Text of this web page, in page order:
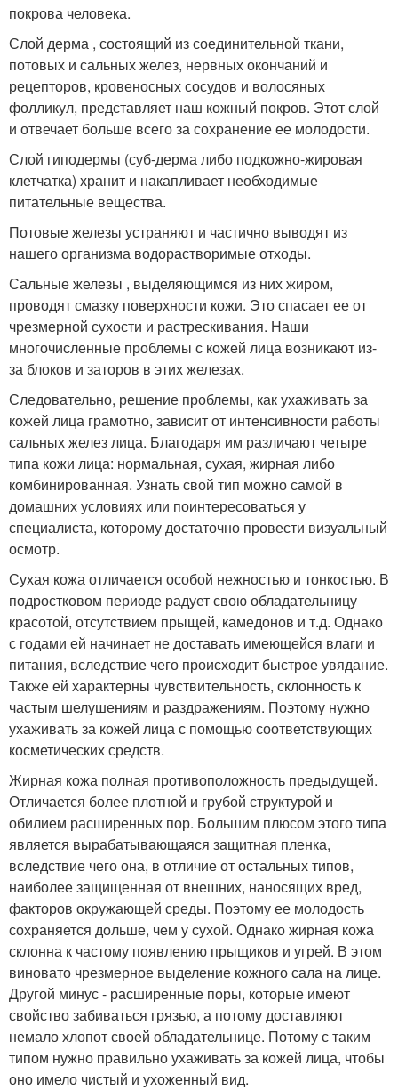
покрова человека.
Слой дерма , состоящий из соединительной ткани,
потовых и сальных желез, нервных окончаний и
рецепторов, кровеносных сосудов и волосяных
фолликул, представляет наш кожный покров. Этот слой
и отвечает больше всего за сохранение ее молодости.
Слой гиподермы (суб-дерма либо подкожно-жировая
клетчатка) хранит и накапливает необходимые
питательные вещества.
Потовые железы устраняют и частично выводят из
нашего организма водорастворимые отходы.
Сальные железы , выделяющимся из них жиром,
проводят смазку поверхности кожи. Это спасает ее от
чрезмерной сухости и растрескивания. Наши
многочисленные проблемы с кожей лица возникают из-
за блоков и заторов в этих железах.
Следовательно, решение проблемы, как ухаживать за
кожей лица грамотно, зависит от интенсивности работы
сальных желез лица. Благодаря им различают четыре
типа кожи лица: нормальная, сухая, жирная либо
комбинированная. Узнать свой тип можно самой в
домашних условиях или поинтересоваться у
специалиста, которому достаточно провести визуальный
осмотр.
Сухая кожа отличается особой нежностью и тонкостью. В
подростковом периоде радует свою обладательницу
красотой, отсутствием прыщей, камедонов и т.д. Однако
с годами ей начинает не доставать имеющейся влаги и
питания, вследствие чего происходит быстрое увядание.
Также ей характерны чувствительность, склонность к
частым шелушениям и раздражениям. Поэтому нужно
ухаживать за кожей лица с помощью соответствующих
косметических средств.
Жирная кожа полная противоположность предыдущей.
Отличается более плотной и грубой структурой и
обилием расширенных пор. Большим плюсом этого типа
является вырабатывающаяся защитная пленка,
вследствие чего она, в отличие от остальных типов,
наиболее защищенная от внешних, наносящих вред,
факторов окружающей среды. Поэтому ее молодость
сохраняется дольше, чем у сухой. Однако жирная кожа
склонна к частому появлению прыщиков и угрей. В этом
виновато чрезмерное выделение кожного сала на лице.
Другой минус - расширенные поры, которые имеют
свойство забиваться грязью, а потому доставляют
немало хлопот своей обладательнице. Потому с таким
типом нужно правильно ухаживать за кожей лица, чтобы
оно имело чистый и ухоженный вид.